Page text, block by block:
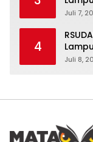
Juli 7,
4
Juli 8,